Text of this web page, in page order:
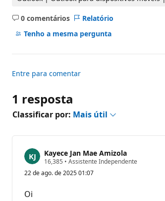
u
a
o
0 comentários
Sem
comentários
Relatório
Tenho a mesma pergunta
Entre para comentar
1 resposta
Classificar por: Mais útil
Kayece Jan Mae Amizola
16,385 P
n
• Assistente Independente
22 de ago. de 2025 01:07
Oi